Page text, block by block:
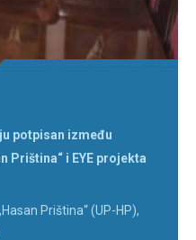
potpisan između
Priština“ i EYE projekta
Priština“ (UP-HP),